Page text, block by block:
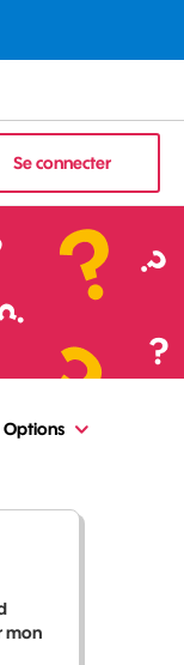
Se connecter
Options
mon